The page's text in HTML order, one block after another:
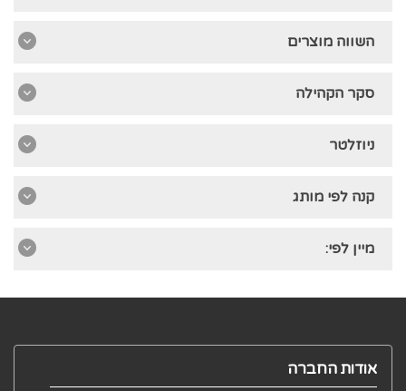
השווה מוצרים
סקר הקהילה
ניוזלטר
קנה לפי מותג
מיין לפי:
אודות החברה